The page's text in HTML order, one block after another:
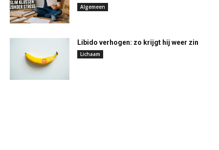
Algemeen
Libido verhogen: zo krijgt hij weer zin
Lichaam